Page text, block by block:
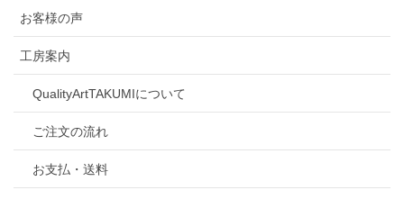
お客様の声
工房案内
QualityArtTAKUMIについて
ご注文の流れ
お支払・送料